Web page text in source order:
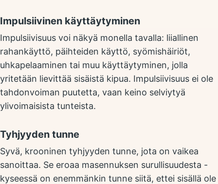
Impulsiivinen käyttäytyminen
Impulsiivisuus voi näkyä monella tavalla: liiallinen
rahankäyttö, päihteiden käyttö, syömishäiriöt,
uhkapelaaminen tai muu käyttäytyminen, jolla
yritetään lievittää sisäistä kipua. Impulsiivisuus ei ole
tahdonvoiman puutetta, vaan keino selviytyä
ylivoimaisista tunteista.
Tyhjyyden tunne
Syvä, krooninen tyhjyyden tunne, jota on vaikea
sanoittaa. Se eroaa masennuksen surullisuudesta -
kyseessä on enemmänkin tunne siitä, ettei sisällä ole